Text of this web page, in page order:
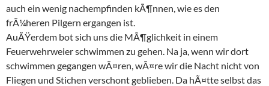
auch ein wenig nachempfinden kÃ¶nnen, wie es den
frÃ¼heren Pilgern ergangen ist.
AuÃŸerdem bot sich uns die MÃ¶glichkeit in einem
Feuerwehrweier schwimmen zu gehen. Na ja, wenn wir dort
schwimmen gegangen wÃ¤ren, wÃ¤re wir die Nacht nicht von
Fliegen und Stichen verschont geblieben. Da hÃ¤tte selbst das